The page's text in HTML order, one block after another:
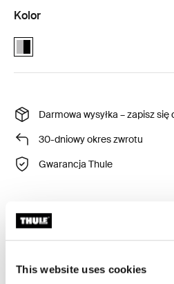
This website uses cookies
Kolor
Thule Urban Glide car seat
Darmowa wysyłka – zapisz
30-dniowy okres zwrotu
Gwarancja Thule
Po zaparkowaniu samochodu
— wystarczy za pomocą